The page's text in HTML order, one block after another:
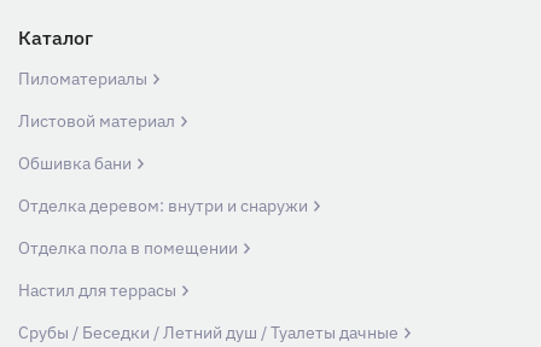
Каталог
Пиломатериалы
Листовой материал
Обшивка бани
Отделка деревом: внутри и снаружи
Отделка пола в помещении
Настил для террасы
Срубы / Беседки / Летний душ / Туалеты дачные